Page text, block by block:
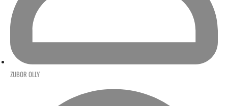
ZUBOR OLLY